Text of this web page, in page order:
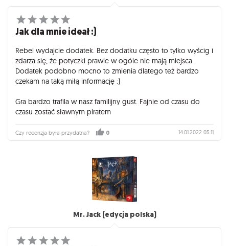
Jak dla mnie ideał :)
Rebel wydajcie dodatek. Bez dodatku często to tylko wyścig i
zdarza się, że potyczki prawie w ogóle nie mają miejsca.
Dodatek podobno mocno to zmienia dlatego też bardzo
czekam na taką miłą informację :)
Gra bardzo trafila w nasz familijny gust. Fajnie od czasu do
czasu zostać sławnym piratem
Czy recenzja była przydatna? 0 14.01.2022 05:11
Mr. Jack (edycja polska)